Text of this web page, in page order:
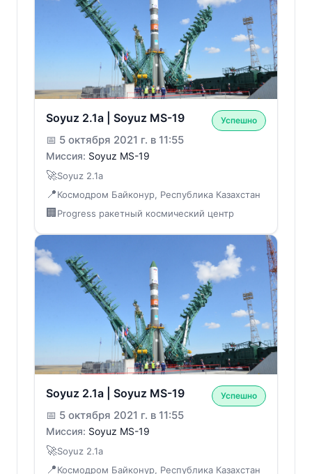
Soyuz 2.1a | Soyuz MS-19 Успешно
📅 5 октября 2021 г. в 11:55
Миссия: Soyuz MS-19
🚀Soyuz 2.1a
📍Космодром Байконур, Республика Казахстан
🏢 Progress ракетный космический центр
Soyuz 2.1a | Soyuz MS-19 Успешно
📅 5 октября 2021 г. в 11:55
Миссия: Soyuz MS-19
🚀Soyuz 2.1a
📍Космодром Байконур, Республика Казахстан